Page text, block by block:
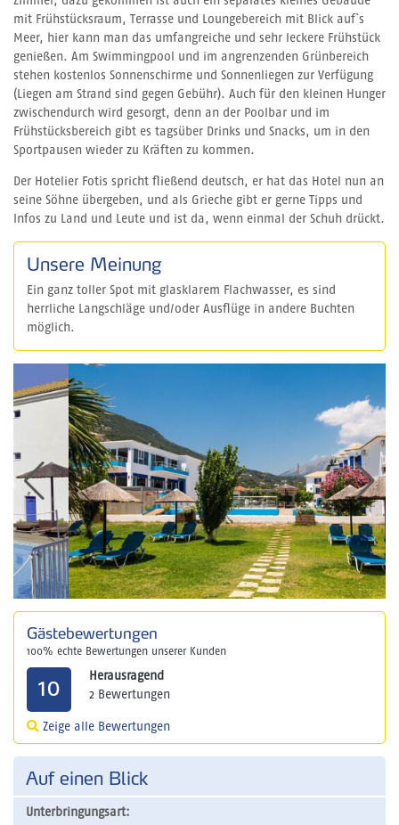
mit Frühstücksraum, Terrasse und Loungebereich mit Blick auf`s
Meer, hier kann man das umfangreiche und sehr leckere Frühstück
genießen. Am Swimmingpool und im angrenzenden Grünbereich
stehen kostenlos Sonnenschirme und Sonnenliegen zur Verfügung
(Liegen am Strand sind gegen Gebühr). Auch für den kleinen Hunger
zwischendurch wird gesorgt, denn an der Poolbar und im
Frühstücksbereich gibt es tagsüber Drinks und Snacks, um in den
Sportpausen wieder zu Kräften zu kommen.
Der Hotelier Fotis spricht fließend deutsch, er hat das Hotel nun an
seine Söhne übergeben, und als Grieche gibt er gerne Tipps und
Infos zu Land und Leute und ist da, wenn einmal der Schuh drückt.
Unsere Meinung
Ein ganz toller Spot mit glasklarem Flachwasser, es sind
herrliche Langschläge und/oder Ausflüge in andere Buchten
möglich.
Gästebewertungen
100% echte Bewertungen unserer Kunden
10
Herausragend
2 Bewertungen
Zeige alle Bewertungen
Auf einen Blick
Unterbringungsart: